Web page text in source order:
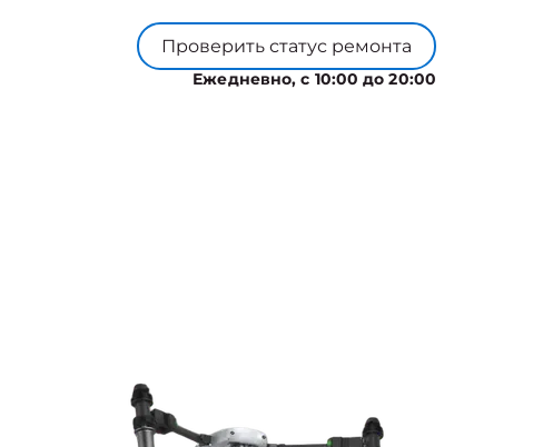
Проверить статус ремонта
Ежедневно, с 10:00 до 20:00